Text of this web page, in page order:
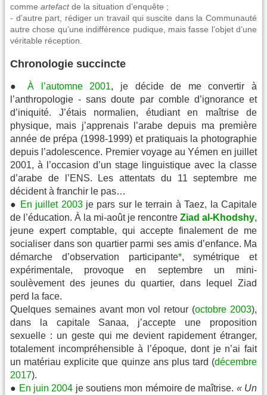
comme artefactde la situation d’enquête ;
- d’autre part, rédiger un travail qui suscite dans la Communauté
autre chose qu’une indifférence pudique, mais fasse l’objet d’une
véritable réception.
Chronologie succincte
●À l’automne 2001, je décide de me convertir à
l’anthropologie - sans doute par comble d’ignorance et
d’iniquité. J’étais normalien, étudiant en maîtrise de
physique, mais j’apprenais l’arabe depuis ma première
année de prépa (1998-1999) et pratiquais la photographie
depuis l’adolescence. Premier voyage au Yémen en juillet
2001, à l’occasion d’un stage linguistique avec la classe
d’arabe de l’ENS. Les attentats du 11 septembre me
décident à franchir le pas…
● En juillet 2003je pars sur le terrain à Taez, la Capitale
de l’éducation. À la mi-août je rencontre Ziad al-Khodshy,
jeune expert comptable, qui accepte finalement de me
socialiser dans son quartier parmi ses amis d’enfance. Ma
démarche d’observation participante*, symétrique et
expérimentale, provoque en septembre un mini-
soulèvement des jeunes du quartier, dans lequel Ziad
perd la face.
Quelques semaines avant mon vol retour (octobre 2003),
dans la capitale Sanaa, j’accepte une proposition
sexuelle : un geste qui me devient rapidement étranger,
totalement incompréhensible à l’époque, dont je n’ai fait
un matériau explicite que quinze ans plus tard (décembre
2017).
● En juin 2004 je soutiens mon mémoire de maîtrise. « Un